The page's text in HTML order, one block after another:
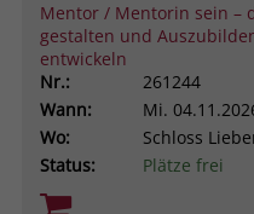
Mentor / Mentorin sein –
gestalten und
entwickeln
Nr.:
261244
Wann:
Mi.
Wo:
Schloss
Status:
Plätze frei